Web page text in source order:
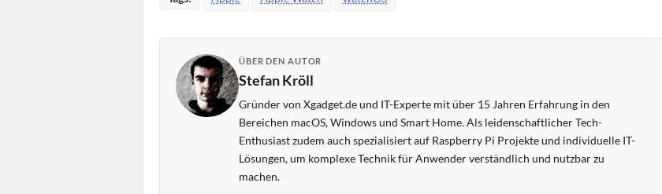
ÜBER DEN AUTOR
Stefan Kröll
Gründer von Xgadget.de und IT-Experte mit über 15 Jahren Erfahrung in den
Bereichen macOS, Windows und Smart Home. Als leidenschaftlicher Tech-
Enthusiast zudem auch spezialisiert auf Raspberry Pi Projekte und individuelle IT-
Lösungen, um komplexe Technik für Anwender verständlich und nutzbar zu
machen.